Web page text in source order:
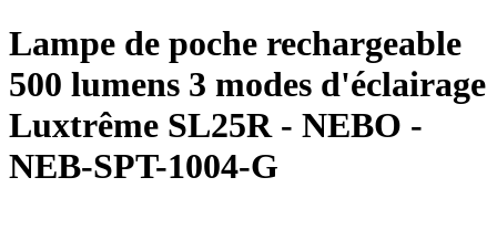
Lampe de poche rechargeable
500 lumens 3 modes d'éclairage
Luxtrême SL25R - NEBO -
NEB-SPT-1004-G